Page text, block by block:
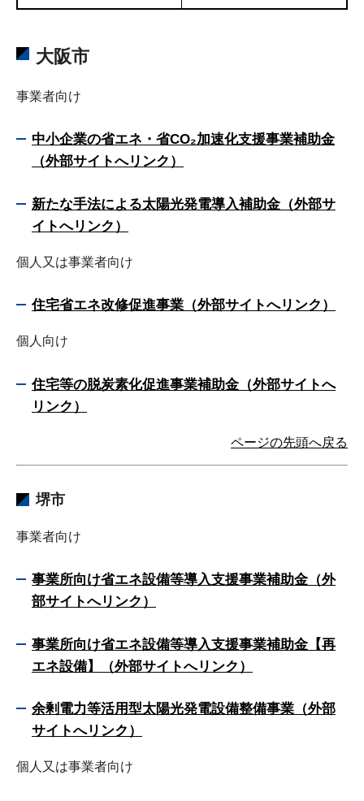
大阪市
事業者向け
中小企業の省エネ・省CO₂加速化支援事業補助金
（外部サイトへリンク）
新たな手法による太陽光発電導入補助金（外部サ
イトへリンク）
個人又は事業者向け
住宅省エネ改修促進事業（外部サイトへリンク）
個人向け
住宅等の脱炭素化促進事業補助金（外部サイトへ
リンク）
ページの先頭へ戻る
堺市
事業者向け
事業所向け省エネ設備等導入支援事業補助金 （外
部サイトへリンク）
事業所向け省エネ設備等導入支援事業補助金【再
エネ設備】（外部サイトへリンク）
余剰電力等活用型太陽光発電設備整備事業（外部
サイトへリンク）
個人又は事業者向け